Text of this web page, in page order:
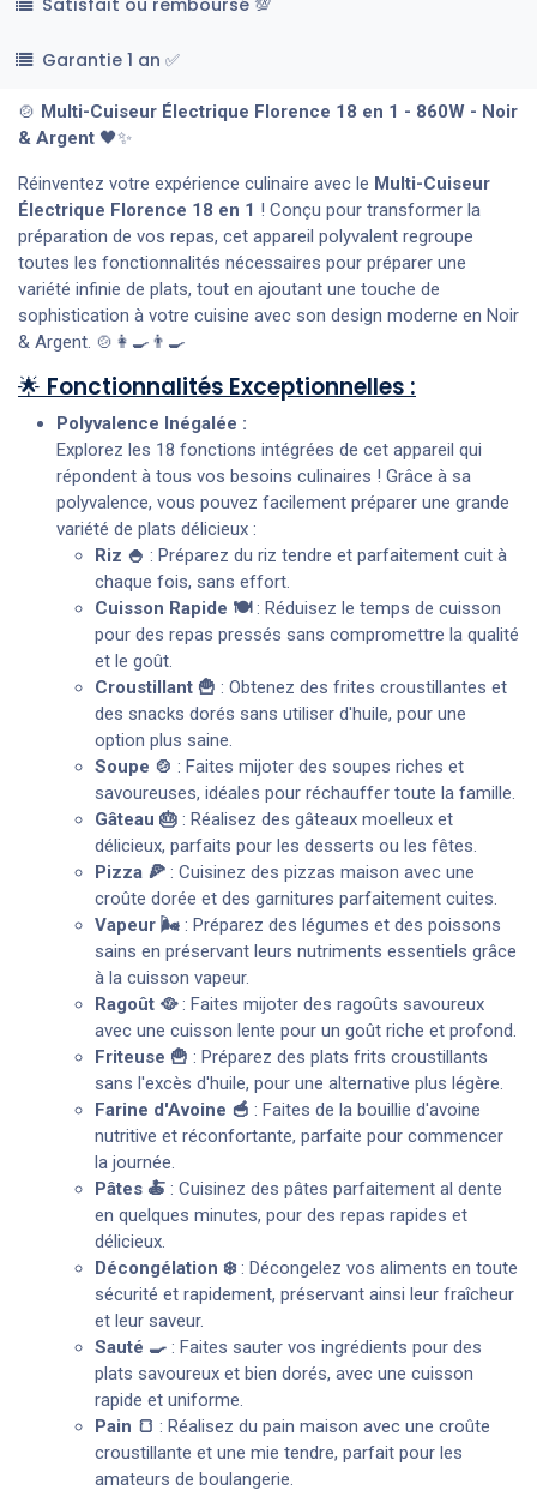
Garantie 1 an ✅
🍲 Multi-Cuiseur Électrique Florence 18 en 1 - 860W - Noir
& Argent 🖤✨
Réinventez votre expérience culinaire avec le Multi-Cuiseur
Électrique Florence 18 en 1 ! Conçu pour transformer la
préparation de vos repas, cet appareil polyvalent regroupe
toutes les fonctionnalités nécessaires pour préparer une
variété infinie de plats, tout en ajoutant une touche de
sophistication à votre cuisine avec son design moderne en Noir
& Argent. 🍲👩‍🍳👨‍🍳
🌟 Fonctionnalités Exceptionnelles :
Polyvalence Inégalée :
Explorez les 18 fonctions intégrées de cet appareil qui
répondent à tous vos besoins culinaires ! Grâce à sa
polyvalence, vous pouvez facilement préparer une grande
variété de plats délicieux :
Riz 🍚 : Préparez du riz tendre et parfaitement cuit à
chaque fois, sans effort.
Cuisson Rapide 🍽️: Réduisez le temps de cuisson
pour des repas pressés sans compromettre la qualité
et le goût.
Croustillant 🍟 : Obtenez des frites croustillantes et
des snacks dorés sans utiliser d'huile, pour une
option plus saine.
Soupe 🍲 : Faites mijoter des soupes riches et
savoureuses, idéales pour réchauffer toute la famille.
Gâteau 🎂 : Réalisez des gâteaux moelleux et
délicieux, parfaits pour les desserts ou les fêtes.
Pizza 🍕 : Cuisinez des pizzas maison avec une
croûte dorée et des garnitures parfaitement cuites.
Vapeur 🌬️ : Préparez des légumes et des poissons
sains en préservant leurs nutriments essentiels grâce
à la cuisson vapeur.
Ragoût 🥘: Faites mijoter des ragoûts savoureux
avec une cuisson lente pour un goût riche et profond.
Friteuse 🍟 : Préparez des plats frits croustillants
sans l'excès d'huile, pour une alternative plus légère.
Farine d'Avoine 🥣 : Faites de la bouillie d'avoine
nutritive et réconfortante, parfaite pour commencer
la journée.
Pâtes 🍝 : Cuisinez des pâtes parfaitement al dente
en quelques minutes, pour des repas rapides et
délicieux.
Décongélation ❄️ : Décongelez vos aliments en toute
sécurité et rapidement, préservant ainsi leur fraîcheur
et leur saveur.
Sauté 🍳 : Faites sauter vos ingrédients pour des
plats savoureux et bien dorés, avec une cuisson
rapide et uniforme.
Pain 🍞 : Réalisez du pain maison avec une croûte
croustillante et une mie tendre, parfait pour les
amateurs de boulangerie.